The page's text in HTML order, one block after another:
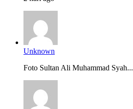
Unknown
Foto Sultan Ali Muhammad Syah...